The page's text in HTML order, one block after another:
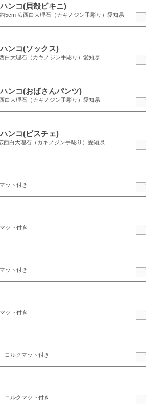
ンコ(貝殻ビキニ)
5cm 広西白大理石（カキノジン手彫り）愛知県
ンコ(ソックス)
白大理石（カキノジン手彫り）愛知県
ンコ(おばさんパンツ)
白大理石（カキノジン手彫り）愛知県
ンコ(ビスチェ)
西白大理石（カキノジン手彫り）愛知県
ット付き
ット付き
ット付き
ット付き
コルクマット付き
コルクマット付き